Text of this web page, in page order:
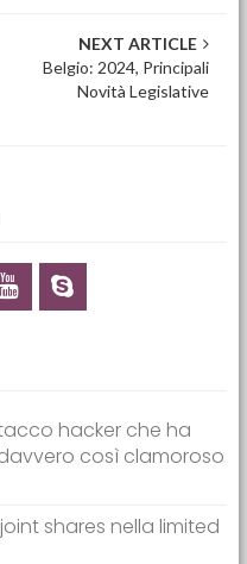
NEXT ARTICLE
Belgio: 2024, Principali
Novità Legislative
hacker che ha
così clamoroso
shares nella limited